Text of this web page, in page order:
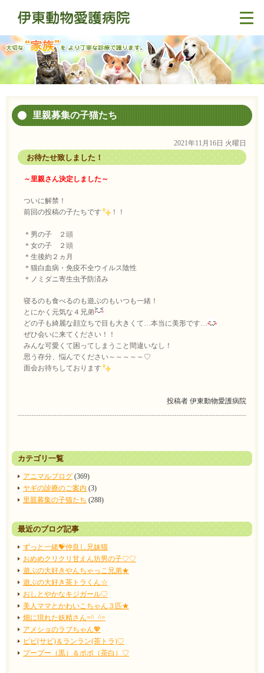
里親募集の子猫たち
2021年11月16日 火曜日
お待たせ致しました！
～里親さん決定しました～
ついに解禁！
前回の投稿の子たちです
！！
＊男の子 ２頭
＊女の子 ２頭
＊生後約２ヵ月
＊猫白血病・免疫不全ウイルス陰性
＊ノミダニ寄生虫予防済み
寝るのも食べるのも遊ぶのもいつも一緒！
とにかく元気な４兄弟
どの子も綺麗な顔立ちで目も大きくて…本当に美形です…
ぜひ会いに来てください！！
みんな可愛くて困ってしまうこと間違いなし！
思う存分、悩んでください～～～～～♡
面会お待ちしております
投稿者 伊東動物愛護病院
カテゴリ一覧
アニマルブログ (369)
ヤギの診療のご案内 (3)
里親募集の子猫たち (288)
最近のブログ記事
ずっと一緒💝仲良し兄妹猫
おめめクリクリ甘えん坊男の子♡♡
遊ぶの大好きやんちゃっこ兄弟★
遊ぶの大好き茶トラくん☆
おしとやかなキジガール♡
美人ママとかわいこちゃん３匹★
畑に現れた妖精さん=^_^=
アメショのラブちゃん💖
ビビ(サビ)＆ランラン(茶トラ)♡
プープー（黒）＆ポポ（茶白）♡